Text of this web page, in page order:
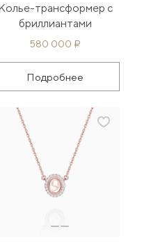
580 000 ₽
трансформер с
бриллиантами
Подробнее